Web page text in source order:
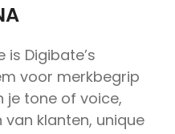
is Digibate’s
voor merkbegrip
je tone of voice,
klanten, unique